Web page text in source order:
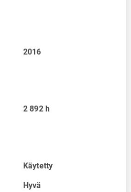
2016
2 892 h
Käytetty
Hyvä